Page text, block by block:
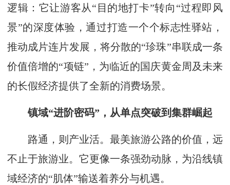
逻辑：它让游客从“目的地打卡”转向“过程即风
景”的深度体验，通过打造一个个标志性驿站，
推动成片连片发展，将分散的“珍珠”串联成一条
价值倍增的“项链”，为临近的国庆黄金周及未来
的长假经济提供了全新的消费场景。
镇域“进阶密码”，从单点突破到集群崛起
路通，则产业活。最美旅游公路的价值，远
不止于旅游业。它更像一条强劲动脉，为沿线镇
域经济的“肌体”输送着养分与机遇。